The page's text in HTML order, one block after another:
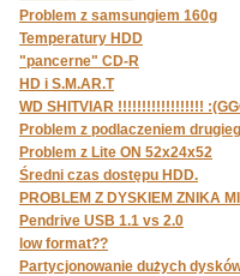
Problem z samsungiem 160g
Temperatury HDD
"pancerne" CD-R
HD i S.M.AR.T
WD SHITVIAR !!!!!!!!!!!!!!!!!!
Problem z podlaczeniem
Problem z Lite ON 52x24x52
Średni czas dostępu HDD.
PROBLEM Z DYSKIEM ZNIKA
Pendrive USB 1.1 vs 2.0
low format??
Partycjonowanie dużych